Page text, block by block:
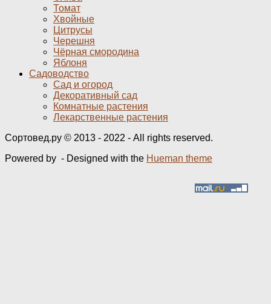
Томат
Хвойные
Цитрусы
Черешня
Чёрная смородина
Яблоня
Садоводство
Сад и огород
Декоративный сад
Комнатные растения
Лекарственные растения
Сортовед.ру © 2013 - 2022 - All rights reserved.
Powered by - Designed with the Hueman theme